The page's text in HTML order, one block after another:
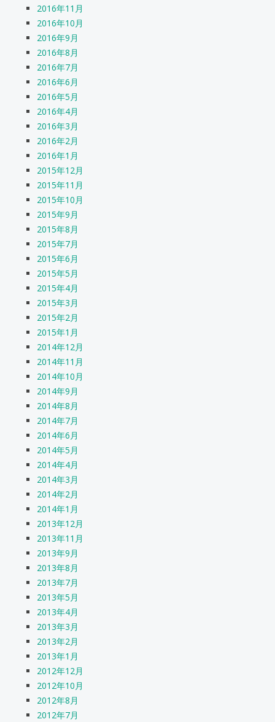
2016年11月
2016年10月
2016年9月
2016年8月
2016年7月
2016年6月
2016年5月
2016年4月
2016年3月
2016年2月
2016年1月
2015年12月
2015年11月
2015年10月
2015年9月
2015年8月
2015年7月
2015年6月
2015年5月
2015年4月
2015年3月
2015年2月
2015年1月
2014年12月
2014年11月
2014年10月
2014年9月
2014年8月
2014年7月
2014年6月
2014年5月
2014年4月
2014年3月
2014年2月
2014年1月
2013年12月
2013年11月
2013年9月
2013年8月
2013年7月
2013年5月
2013年4月
2013年3月
2013年2月
2013年1月
2012年12月
2012年10月
2012年8月
2012年7月